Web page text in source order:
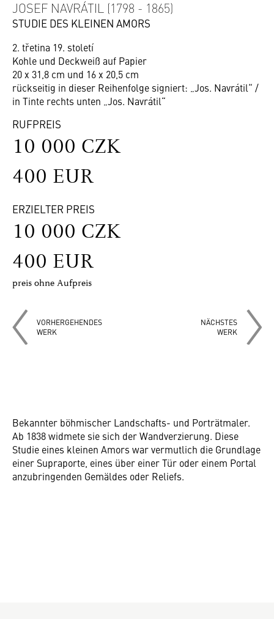
JOSEF NAVRÁTIL (1798 - 1865)
STUDIE DES KLEINEN AMORS
2. třetina 19. století
Kohle und Deckweiß auf Papier
20 x 31,8 cm und 16 x 20,5 cm
rückseitig in dieser Reihenfolge signiert: „Jos. Navrátil“ /
in Tinte rechts unten „Jos. Navrátil“
RUFPREIS
10 000 CZK
400 EUR
ERZIELTER PREIS
10 000 CZK
400 EUR
preis ohne Aufpreis
VORHERGEHENDES
WERK
NÄCHSTES
WERK
Bekannter böhmischer Landschafts- und Porträtmaler.
Ab 1838 widmete sie sich der Wandverzierung. Diese
Studie eines kleinen Amors war vermutlich die Grundlage
einer Supraporte, eines über einer Tür oder einem Portal
anzubringenden Gemäldes oder Reliefs.